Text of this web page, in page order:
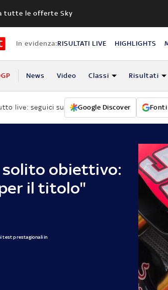
tutte le offerte Sky
In evidenza:RISULTATI LIVE HIGHLIGHTS
News Video Classi Risultati
live: seguici su Google Discover
solito obiettivo:
il titolo"
test prestagionali in